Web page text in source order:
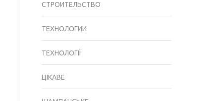
СТРОИТЕЛЬСТВО
ТЕХНОЛОГИИ
ТЕХНОЛОГІЇ
ЦІКАВЕ